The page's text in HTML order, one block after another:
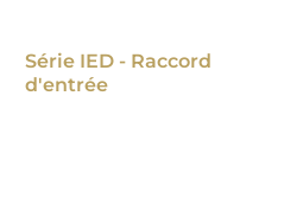
Série IED - Raccord
d'entrée